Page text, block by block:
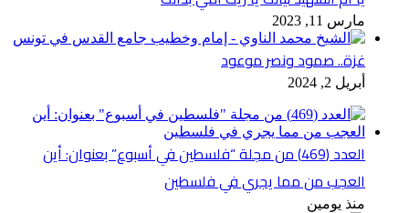
مارس 11, 2023
غزة.. صمود ونصر موعود
أبريل 2, 2024
العدد (469) من مجلة “فلسطين في أسبوع” بعنوان: أين
العجب من مما يجري في فلسطين
منذ يومين